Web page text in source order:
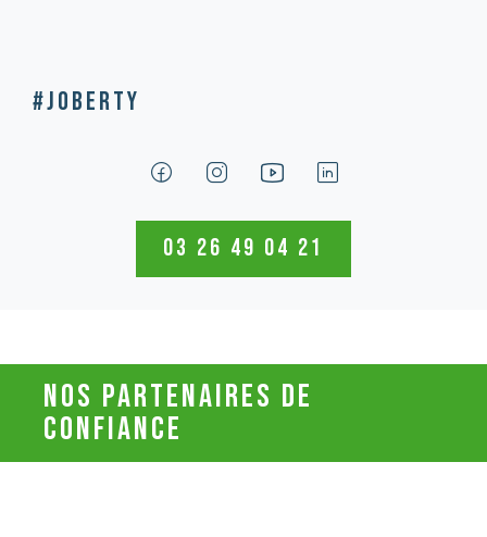
#Joberty
03 26 49 04 21
nos partenaires de
confiance